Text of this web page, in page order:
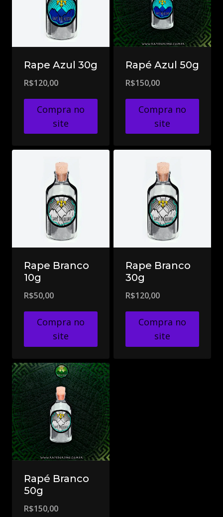
Rape Azul 30g
R$120,00
Compra no
site
Rapé Azul 50g
R$150,00
Compra no
site
Rape Branco
10g
R$50,00
Compra no
site
Rape Branco
30g
R$120,00
Compra no
site
Rapé Branco
50g
R$150,00